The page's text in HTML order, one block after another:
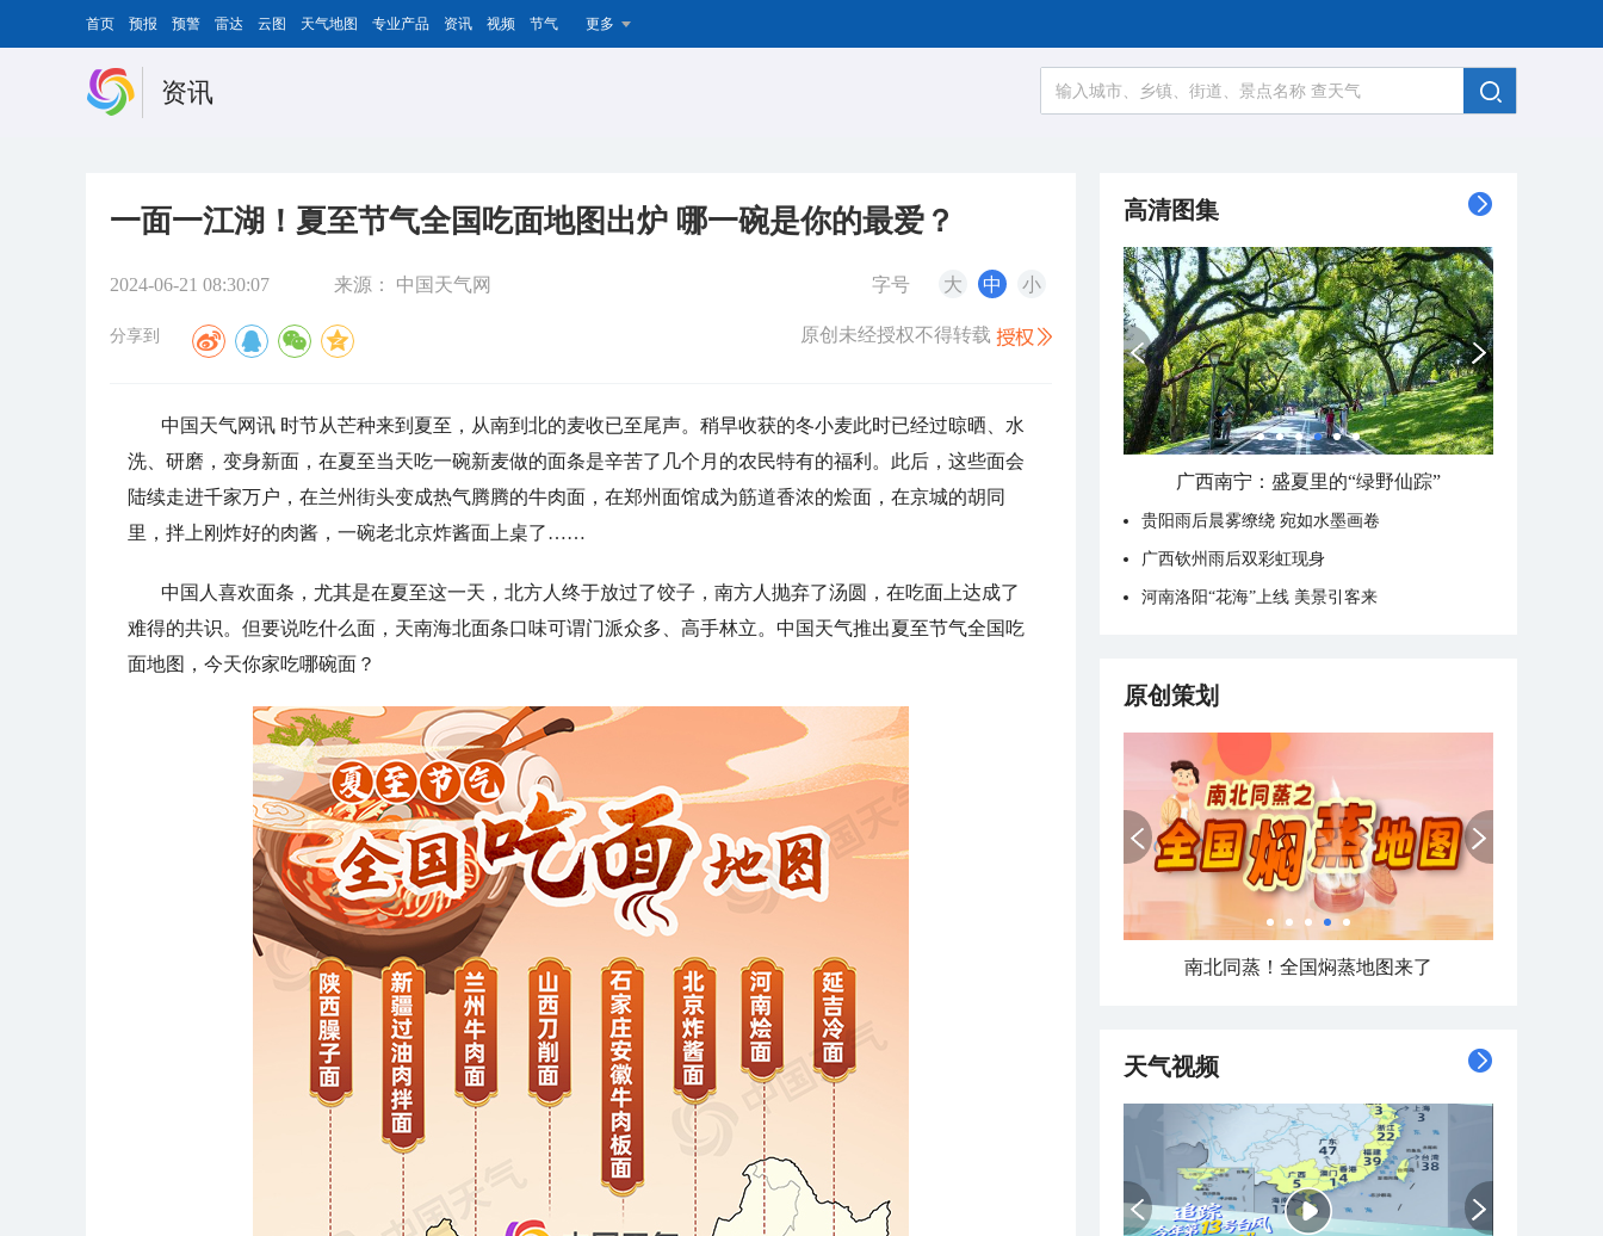
首页 预报 预警 雷达 云图 天气地图 专业产品 资讯 视频 节气 更多
资讯
一面一江湖！夏至节气全国吃面地图出炉 哪一碗是你的最爱？
2024-06-21 08:30:07 来源： 中国天气网 字号 大 中 小
分享到 原创未经授权不得转载
中国天气网讯 时节从芒种来到夏至，从南到北的麦收已至尾声。稍早收获的冬小麦此时已经过晾晒、水
洗、研磨，变身新面，在夏至当天吃一碗新麦做的面条是辛苦了几个月的农民特有的福利。此后，这些面会
陆续走进千家万户，在兰州街头变成热气腾腾的牛肉面，在郑州面馆成为筋道香浓的烩面，在京城的胡同
里，拌上刚炸好的肉酱，一碗老北京炸酱面上桌了……
中国人喜欢面条，尤其是在夏至这一天，北方人终于放过了饺子，南方人抛弃了汤圆，在吃面上达成了
难得的共识。但要说吃什么面，天南海北面条口味可谓门派众多、高手林立。中国天气推出夏至节气全国吃
面地图，今天你家吃哪碗面？
高清图集
呼伦贝尔草原 藏着最治愈的蓝天白云
贵阳雨后晨雾缭绕 宛如水墨画卷
广西钦州雨后双彩虹现身
河南洛阳“花海”上线 美景引客来
原创策划
天气视频